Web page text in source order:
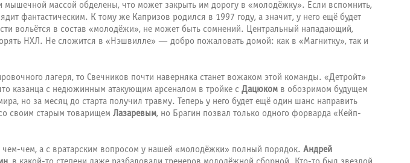
массой обделены, что может закрыть им дорогу в «молодёжку». Если вспомнить,
фантастическим. К тому же Капризов родился в 1997 году, а значит, у него ещё будет
вольётся в состав «молодёжи», не может быть сомнений. Центральный нападающий,
НХЛ. Не сложится в «Нэшвилле» — добро пожаловать домой: как в «Магнитку», так и
лагеря, то Свечников почти наверняка станет вожаком этой команды. «Детройт»
казанца с недюжинным атакующим арсеналом в тройке с Дацюком в обозримом будущем
но за месяц до старта получил травму. Теперь у него будет ещё один шанс направить
своим старым товарищем Лазаревым, но Брагин позвал только одного форварда «Кейп-
чем, а с вратарским вопросом у нашей «молодёжки» полный порядок. Андрей